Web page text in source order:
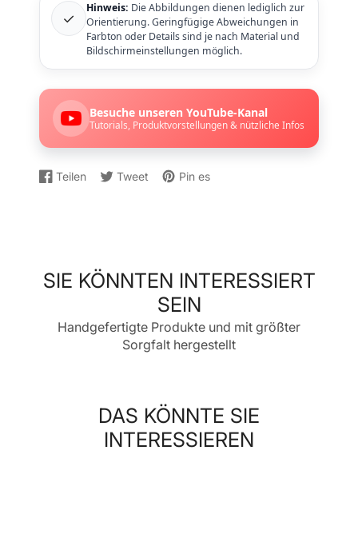
✓
Hinweis: Die Abbildungen dienen lediglich zur
Orientierung. Geringfügige Abweichungen in
Farbton oder Details sind je nach Material und
Bildschirmeinstellungen möglich.
Besuche unseren YouTube-Kanal
Tutorials, Produktvorstellungen & nützliche Infos
Teilen
Auf
Wird
Tweet
Auf
Wird
geöffnet.
Pin es
Auf
Wird
SIE KÖNNTEN INTERESSIERT
SEIN
Handgefertigte Produkte und mit größter
Sorgfalt hergestellt
DAS KÖNNTE SIE
INTERESSIEREN